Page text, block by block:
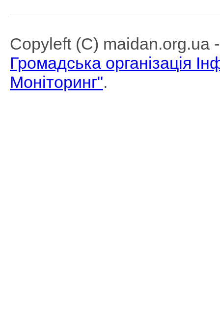
Copyleft (C) maidan.org.ua
Громадська організація
Моніторинг".